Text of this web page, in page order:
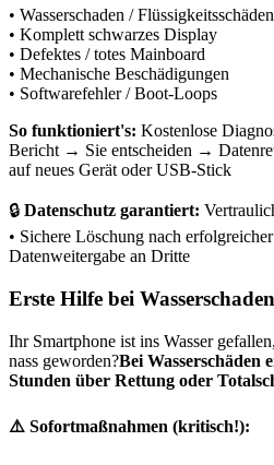
• Wasserschaden / Flüssigkeitsschäden
• Komplett schwarzes Display
• Defektes / totes Mainboard
• Mechanische Beschädigungen
• Softwarefehler / Boot-Loops
So funktioniert's: Kostenlose
Bericht → Sie entscheiden →
auf neues Gerät oder USB-Stick
🔒 Datenschutz garantiert:
• Sichere Löschung nach
Datenweitergabe an Dritte
Erste Hilfe bei
Ihr Smartphone ist ins Wasser
nass geworden?Bei Wasserschäden
Stunden über Rettung oder
⚠️ Sofortmaßnahmen (kritisch!):